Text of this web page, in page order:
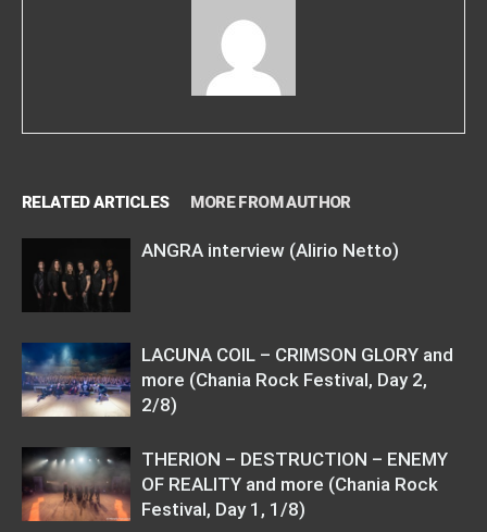
RELATED ARTICLES MORE FROM AUTHOR
ANGRA interview (Alirio Netto)
LACUNA COIL – CRIMSON GLORY and
more (Chania Rock Festival, Day 2,
2/8)
THERION – DESTRUCTION – ENEMY
OF REALITY and more (Chania Rock
Festival, Day 1, 1/8)